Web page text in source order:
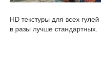
HD текстуры для всех
в разы лучше стандартных.